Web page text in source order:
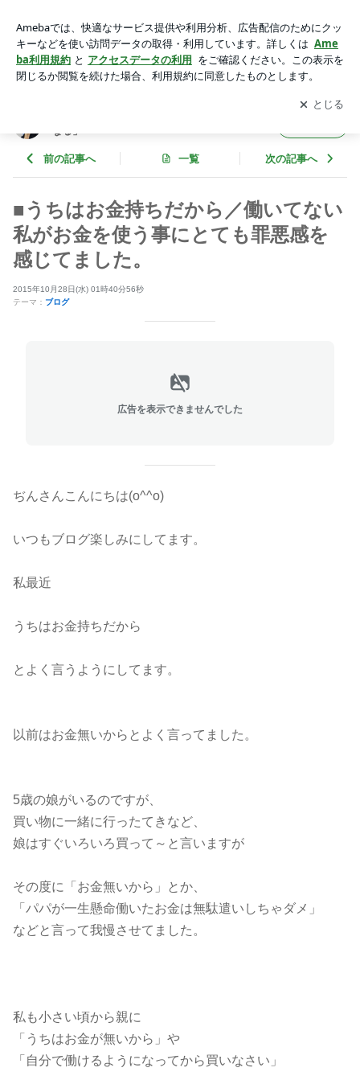
も罪悪感を感じてました。 | 心屋仁之助オフィシャルブログ
「心が風に、なる」Powered by Ameba
アプリをダウンロードして ブログの更新通知
を受け取りまし
ょう。
開く
なる」
前の記事へ 一覧 次の記事へ
■うちはお金持ちだから／働いてない
私がお金を使う事にとても罪悪感を
感じてました。
2015年10月28日(水) 01時40分56秒
テーマ： ブログ
広告を表示できませんでした
ぢんさんこんにちは(o^^o)
いつもブログ楽しみにしてます。
私最近
うちはお金持ちだから
とよく言うようにしてます。
以前はお金無いからとよく言ってました。
5歳の娘がいるのですが、
買い物に一緒に行ったてきなど、
娘はすぐいろいろ買って～と言いますが
その度に「お金無いから」とか、
「パパが一生懸命働いたお金は無駄遣いしちゃダメ」
などと言って我慢させてました。
私も小さい頃から親に
「うちはお金が無いから」や
「自分で働けるようになってから買いなさい」